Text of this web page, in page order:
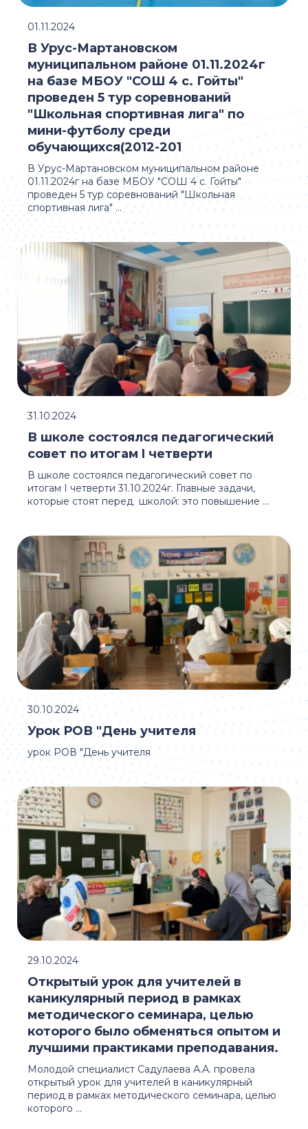
В Урус-Мартановском муниципальном районе
01.11.2024г на базе МБОУ "СОШ 4 с. Гойты"
проведен 5 тур соревнований "Школьная
спортивная лига" ...
В Урус-Мартановском
муниципальном районе 01.11.2024г
на базе МБОУ "СОШ 4 с. Гойты"
проведен 5 тур соревнований
"Школьная спортивная лига" по
мини-футболу среди
обучающихся(2012-201
01.11.2024
В школе состоялся педагогический совет по
итогам I четверти 31.10.2024г. Главные задачи,
которые стоят перед школой: это повышение ...
В школе состоялся педагогический
совет по итогам I четверти
31.10.2024
урок РОВ "День учителя
Урок РОВ "День учителя
30.10.2024
Молодой специалист Садулаева А.А. провела
открытый урок для учителей в каникулярный
период в рамках методического семинара, целью
которого ...
Открытый урок для учителей в
каникулярный период в рамках
методического семинара, целью
которого было обменяться опытом и
лучшими практиками преподавания.
29.10.2024